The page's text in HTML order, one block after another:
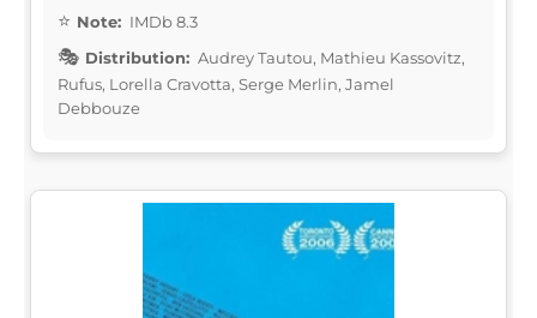
Note: IMDb 8.3
Distribution: Audrey Tautou, Mathieu Kassovitz,
Rufus, Lorella Cravotta, Serge Merlin, Jamel
Debbouze